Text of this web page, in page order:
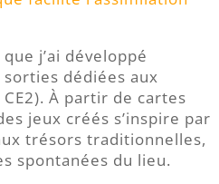
j’ai développé
dédiées aux
À partir de cartes
jeux créés s’inspire par
trésors traditionnelles,
spontanées du lieu.